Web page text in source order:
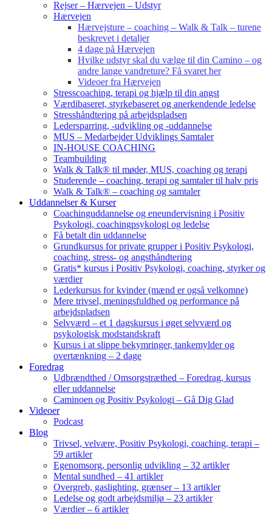
Rejser – Hærvejen – Udstyr
Hærvejen
Hærvejsture – coaching – Walk & Talk – turene
beskrevet i detaljer
4 dage på Hærvejen
Hvilke udstyr skal du vælge til din Camino – og
andre lange vandreture? Få svaret her
Videoer fra Hærvejen
Stresscoaching, terapi og hjælp til din angst
Værdibaseret, styrkebaseret og anerkendende ledelse
Stresshåndtering på arbejdspladsen
Ledersparring, -udvikling og -uddannelse
MUS – Medarbejder Udviklings Samtaler
IN-HOUSE COACHING
Teambuilding
Walk & Talk® til møder, MUS, coaching og terapi
Studerende – coaching, terapi og samtaler til halv pris
Walk & Talk® – coaching og samtaler
Uddannelser & Kurser
Coachinguddannelse og eneundervisning i Positiv
Psykologi, coachingpsykologi og ledelse
Få betalt din uddannelse
Grundkursus for private grupper i Positiv Psykologi,
coaching, stress- og angsthåndtering
Gratis* kursus i Positiv Psykologi, coaching, styrker og
værdier
Lederkursus for kvinder (mænd er også velkomne)
Mere trivsel, meningsfuldhed og performance på
arbejdspladsen
Selvværd – et 1 dagskursus i øget selvværd og
psykologisk modstandskraft
Kursus i at slippe bekymringer, tankemylder og
overtænkning – 2 dage
Foredrag
Udbrændthed / Omsorgstræthed – Foredrag, kursus
eller uddannelse
Caminoen og Positiv Psykologi – Gå Dig Glad
Videoer
Podcast
Blog
Trivsel, velvære, Positiv Psykologi, coaching, terapi –
59 artikler
Egenomsorg, personlig udvikling – 32 artikler
Mental sundhed – 41 artikler
Overgreb, gaslighting, grænser – 13 artikler
Ledelse og godt arbejdsmiljø – 23 artikler
Værdier – 6 artikler